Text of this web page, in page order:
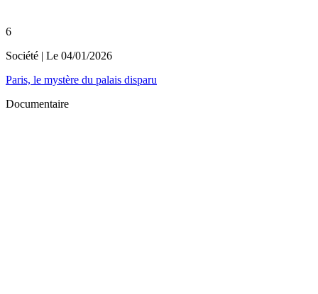
6
Société | Le 04/01/2026
Paris, le mystère du palais disparu
Documentaire